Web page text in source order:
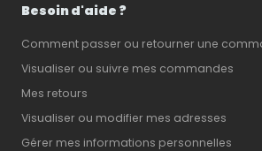
Besoin d'aide ?
Comment passer ou retourner une
Visualiser ou suivre mes commandes
Mes retours
Visualiser ou modifier mes adresses
Gérer mes informations personnelles